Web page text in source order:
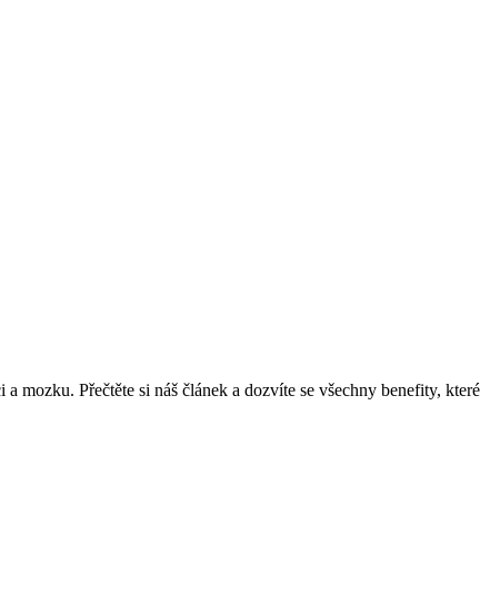
mozku. Přečtěte si náš článek a dozvíte se všechny benefity, které